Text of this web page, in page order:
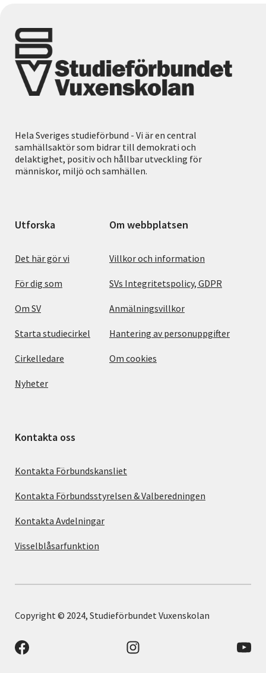
Hela Sveriges studieförbund - Vi är en central
samhällsaktör som bidrar till demokrati och
delaktighet, positiv och hållbar utveckling för
människor, miljö och samhällen.
Utforska
Det här gör vi
För dig som
Om SV
Starta studiecirkel
Cirkelledare
Nyheter
Om webbplatsen
Villkor och information
SVs Integritetspolicy, GDPR
Anmälningsvillkor
Hantering av personuppgifter
Om cookies
Kontakta oss
Kontakta Förbundskansliet
Kontakta Förbundsstyrelsen & Valberedningen
Kontakta Avdelningar
Visselblåsarfunktion
Copyright © 2024, Studieförbundet Vuxenskolan